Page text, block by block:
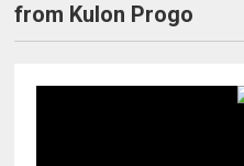
from Kulon Progo